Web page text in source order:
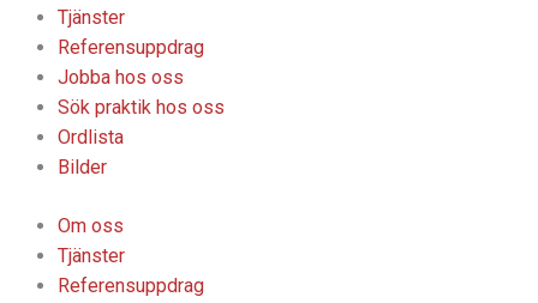
Tjänster
Referensuppdrag
Jobba hos oss
Sök praktik hos oss
Ordlista
Bilder
Om oss
Tjänster
Referensuppdrag